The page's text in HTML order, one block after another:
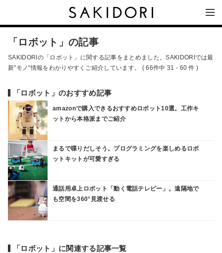
「ロボット」の記事
SAKIDORIの「ロボット」に関する記事をまとめました。SAKIDORIでは最
新"モノ"情報をわかりやすくご紹介しています。 ( 66件中 31 - 60 件 )
「ロボット」のおすすめ記事
amazonで購入できるおすすめロボット10選。工作キ
ットから本格派までご紹介
まるで喋りだしそう。プログラミングを楽しめるロボ
ットキットが可愛すぎる
通話用卓上ロボット「動く電話テレピー」。遠隔地で
も空間を360°見渡せる
「ロボット」に関連する記事一覧